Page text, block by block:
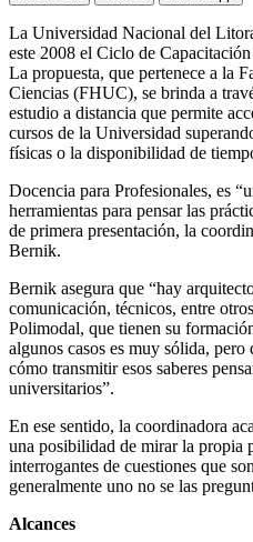
La Universidad Nacional del
este 2008 el Ciclo de
La propuesta, que pertenece a la
Ciencias (FHUC), se brinda a
estudio a distancia que permite
cursos de la Universidad
físicas o la disponibilidad de
Docencia para Profesionales, es
herramientas para pensar las
de primera presentación, la
Bernik.
Bernik asegura que “hay
comunicación, técnicos, entre
Polimodal, que tienen su
algunos casos es muy sólida,
cómo transmitir esos saberes
universitarios”.
En ese sentido, la coordinadora
una posibilidad de mirar la propia
interrogantes de cuestiones que
generalmente uno no se las
Alcances